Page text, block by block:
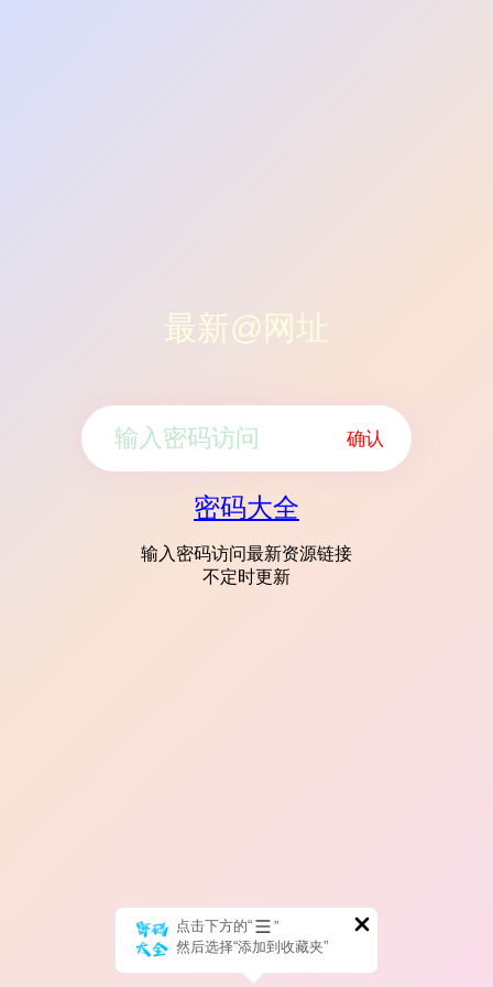
最新@网址
确认
密码大全
输入密码访问最新资源链接
不定时更新
点击下方的“
”
然后选择“添加到收藏夹”